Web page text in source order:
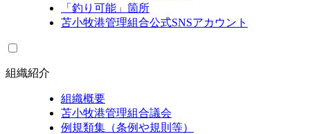
「釣り可能」箇所
苫小牧港管理組合公式SNSアカウント
組織紹介
組織概要
苫小牧港管理組合議会
例規類集（条例や規則等）